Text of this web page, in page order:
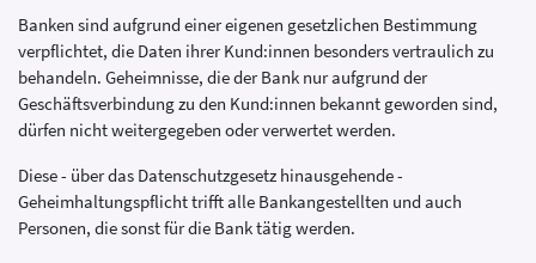
Banken sind aufgrund einer eigenen gesetzlichen Bestimmung
verpflichtet, die Daten ihrer Kund:innen besonders vertraulich zu
behandeln. Geheimnisse, die der Bank nur aufgrund der
Geschäftsverbindung zu den Kund:innen bekannt geworden sind,
dürfen nicht weitergegeben oder verwertet werden.
Diese - über das Datenschutzgesetz hinausgehende -
Geheimhaltungspflicht trifft alle Bankangestellten und auch
Personen, die sonst für die Bank tätig werden.